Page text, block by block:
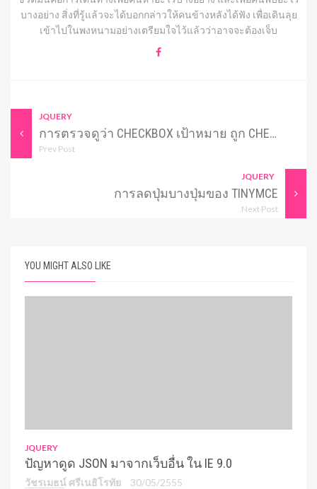
บางอย่าง สิ่งที่รู้แล้วจะได้บอกกล่าวให้คนข้างหลังได้ฟัง เพื่อเดินลุย
เข้าไปในพงหนามอย่างเตรียมใจไว้แล้วว่าอาจจะต้องเจ็บ
JQUERY
การตรวจดูว่า CHECKBOX เป้าหมาย ถูก CHECKED หรือไม่ ด้วย JQUERY
Prev Post
JQUERY
การลดปุ่มบางปุ่มของ TINYMCE
Next Post
YOU MIGHT ALSO LIKE
JQUERY
ปัญหาดูด JSON มาจากเว็บอื่น ใน IE 9.0
วัชรเมธน์ ศรีเนธิโรทัย 30/05/2555